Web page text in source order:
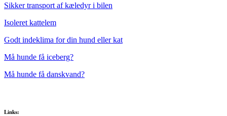
Sikker transport af kæledyr i bilen
Isoleret kattelem
Godt indeklima for din hund eller kat
Må hunde få iceberg?
Må hunde få danskvand?
Links: